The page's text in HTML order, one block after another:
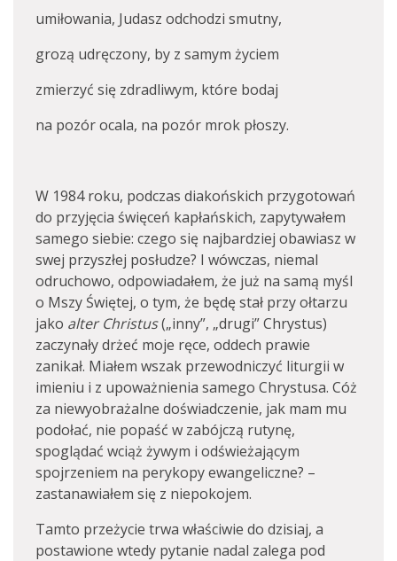
umiłowania, Judasz odchodzi smutny,
grozą udręczony, by z samym życiem
zmierzyć się zdradliwym, które bodaj
na pozór ocala, na pozór mrok płoszy.
W 1984 roku, podczas diakońskich przygotowań
do przyjęcia święceń kapłańskich, zapytywałem
samego siebie: czego się najbardziej obawiasz w
swej przyszłej posłudze? I wówczas, niemal
odruchowo, odpowiadałem, że już na samą myśl
o Mszy Świętej, o tym, że będę stał przy ołtarzu
jako alter Christus(„inny”, „drugi” Chrystus)
zaczynały drżeć moje ręce, oddech prawie
zanikał. Miałem wszak przewodniczyć liturgii w
imieniu i z upoważnienia samego Chrystusa. Cóż
za niewyobrażalne doświadczenie, jak mam mu
podołać, nie popaść w zabójczą rutynę,
spoglądać wciąż żywym i odświeżającym
spojrzeniem na perykopy ewangeliczne? –
zastanawiałem się z niepokojem.
Tamto przeżycie trwa właściwie do dzisiaj, a
postawione wtedy pytanie nadal zalega pod